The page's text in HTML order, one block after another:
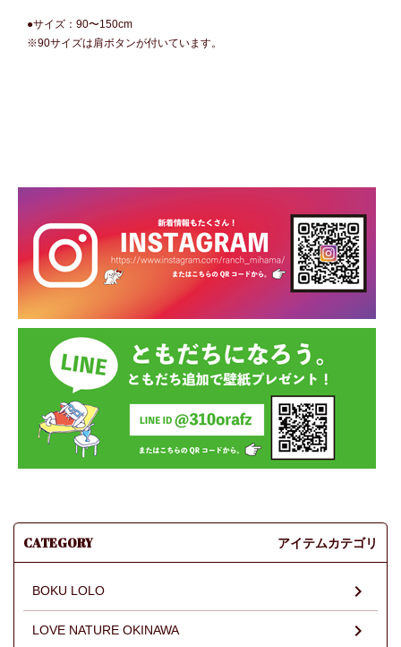
●サイズ：90〜150cm
※90サイズは肩ボタンが付いています。
CATEGORY アイテムカテゴリ
BOKU LOLO
LOVE NATURE OKINAWA